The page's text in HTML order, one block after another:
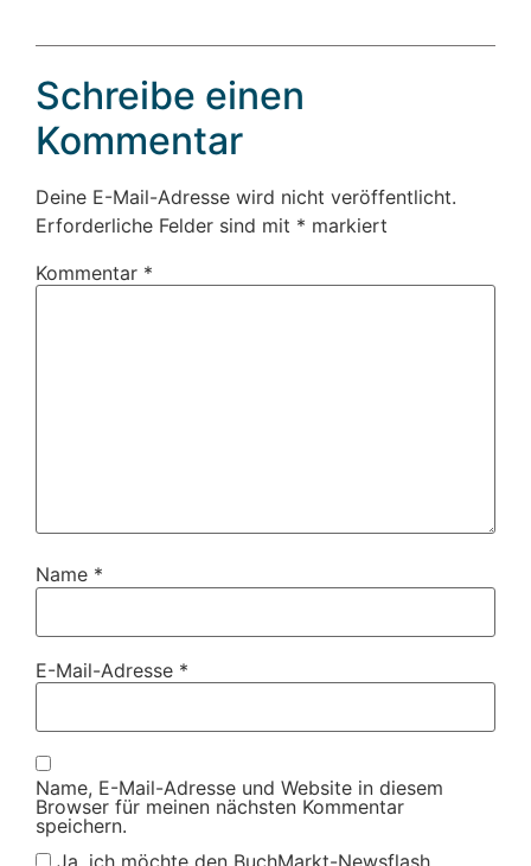
Schreibe einen
Kommentar
Deine E-Mail-Adresse wird nicht veröffentlicht.
Erforderliche Felder sind mit * markiert
Kommentar *
Name *
E-Mail-Adresse *
Name, E-Mail-Adresse und Website in diesem
Browser für meinen nächsten Kommentar
speichern.
Ja, ich möchte den BuchMarkt-Newsflash